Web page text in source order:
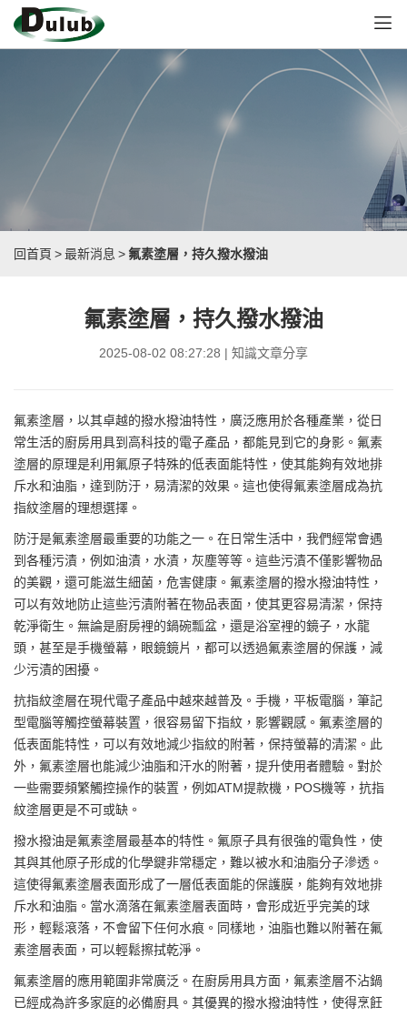
回首頁 >最新消息 > 氟素塗層，持久撥水撥油
氟素塗層，持久撥水撥油
2025-08-02 08:27:28 | 知識文章分享
氟素塗層 ，以其卓越的撥水撥油特性，廣泛應用於各種產業，從日
常生活的廚房用具到高科技的電子產品，都能見到它的身影。氟素
塗層的原理是利用氟原子特殊的低表面能特性，使其能夠有效地排
斥水和油脂，達到防汙，易清潔的效果。這也使得氟素塗層成為抗
指紋塗層的理想選擇。
防汙是氟素塗層最重要的功能之一。在日常生活中，我們經常會遇
到各種污漬，例如油漬，水漬，灰塵等等。這些污漬不僅影響物品
的美觀，還可能滋生細菌，危害健康。氟素塗層的撥水撥油特性，
可以有效地防止這些污漬附著在物品表面，使其更容易清潔，保持
乾淨衛生。無論是廚房裡的鍋碗瓢盆，還是浴室裡的鏡子，水龍
頭，甚至是手機螢幕，眼鏡鏡片，都可以透過氟素塗層的保護，減
少污漬的困擾。
抗指紋塗層在現代電子產品中越來越普及。手機，平板電腦，筆記
型電腦等觸控螢幕裝置，很容易留下指紋，影響觀感。氟素塗層的
低表面能特性，可以有效地減少指紋的附著，保持螢幕的清潔。此
外，氟素塗層也能減少油脂和汗水的附著，提升使用者體驗。對於
一些需要頻繁觸控操作的裝置，例如ATM提款機，POS機等，抗指
紋塗層更是不可或缺。
撥水撥油是氟素塗層最基本的特性。氟原子具有很強的電負性，使
其與其他原子形成的化學鍵非常穩定，難以被水和油脂分子滲透。
這使得氟素塗層表面形成了一層低表面能的保護膜，能夠有效地排
斥水和油脂。當水滴落在氟素塗層表面時，會形成近乎完美的球
形，輕鬆滾落，不會留下任何水痕。同樣地，油脂也難以附著在氟
素塗層表面，可以輕鬆擦拭乾淨。
氟素塗層的應用範圍非常廣泛。在廚房用具方面，氟素塗層不沾鍋
已經成為許多家庭的必備廚具。其優異的撥水撥油特性，使得烹飪